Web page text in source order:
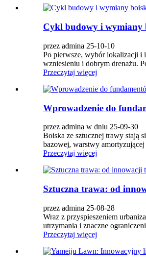
Cykl budowy i wymiany
przez admina 25-10-10
Po pierwsze, wybór lokalizacji i
wzniesieniu i dobrym drenażu.
Przeczytaj więcej
Wprowadzenie do
przez admina w dniu 25-09-30
Boiska ze sztucznej trawy stają
bazowej, warstwy
Przeczytaj więcej
Sztuczna trawa: od
przez admina 25-08-28
Wraz z przyspieszeniem
utrzymania i znaczne
Przeczytaj więcej